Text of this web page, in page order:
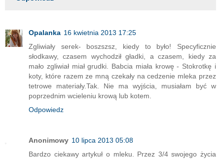
Opalanka 16 kwietnia 2013 17:25
Zgliwiały serek- boszszsz, kiedy to było! Specyficznie
słodkawy, czasem wychodził gładki, a czasem, kiedy za
mało zgliwiał miał grudki. Babcia miała krowę - Stokrotkę i
koty, które razem ze mną czekały na cedzenie mleka przez
tetrowe materiały.Tak. Nie ma wyjścia, musiałam być w
poprzednim wcieleniu krową lub kotem.
Odpowiedz
Anonimowy 10 lipca 2013 05:08
Bardzo ciekawy artykuł o mleku. Przez 3/4 swojego życia